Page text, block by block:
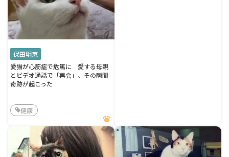
保田明恵
愛猫が心筋症で危篤に 愛する母親
とビデオ通話で「再会」、その瞬間
奇跡が起こった
健康